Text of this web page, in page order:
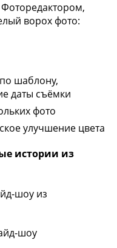
ворох фото:
шаблону,
даты съёмки
фото
улучшение цвета
истории из
шоу из
шоу